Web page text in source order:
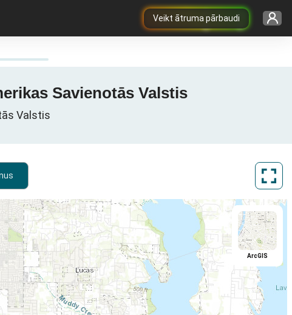
Veikt ātruma pārbaudi
Savienotās Valstis
Valstis
ArcGIS